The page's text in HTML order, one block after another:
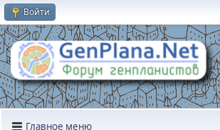
Войти
Главное меню